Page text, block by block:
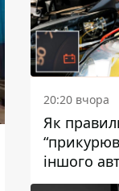
20:20 вчора
Як
іншого